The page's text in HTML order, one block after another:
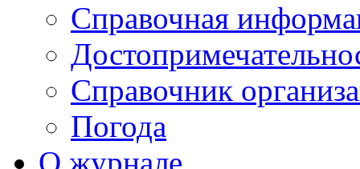
Справочная
Справочник
Погода